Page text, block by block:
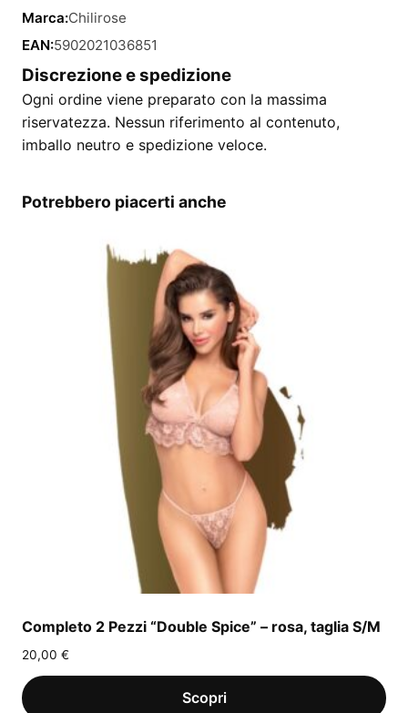
Marca:Chilirose
EAN:5902021036851
Discrezione e spedizione
Ogni ordine viene preparato con la massima
riservatezza. Nessun riferimento al contenuto,
imballo neutro e spedizione veloce.
Potrebbero piacerti anche
Completo 2 Pezzi “Double Spice” – rosa, taglia S/M
20,00 €